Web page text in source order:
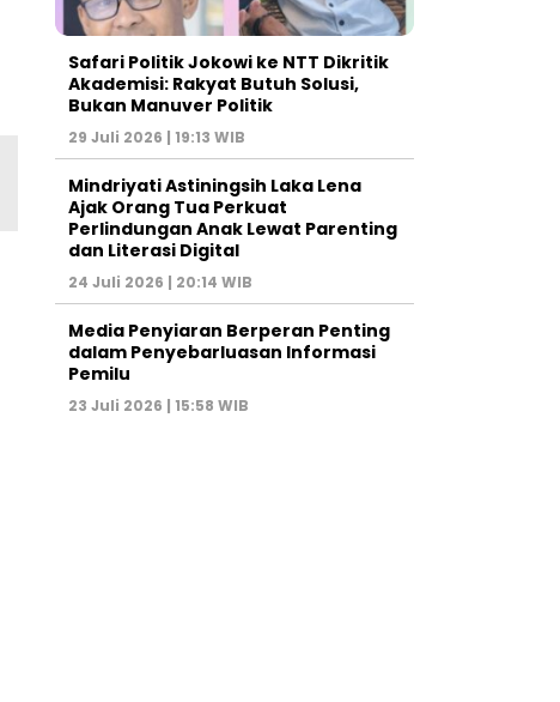
Safari Politik Jokowi ke NTT Dikritik
Akademisi: Rakyat Butuh Solusi,
Bukan Manuver Politik
29 Juli 2026 | 19:13 WIB
Mindriyati Astiningsih Laka Lena
Ajak Orang Tua Perkuat
Perlindungan Anak Lewat Parenting
dan Literasi Digital
24 Juli 2026 | 20:14 WIB
Media Penyiaran Berperan Penting
dalam Penyebarluasan Informasi
Pemilu
23 Juli 2026 | 15:58 WIB